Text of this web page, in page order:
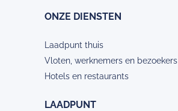
ONZE DIENSTEN
Laadpunt thuis
Vloten, werknemers en bezoekers
Hotels en restaurants
LAADPUNT